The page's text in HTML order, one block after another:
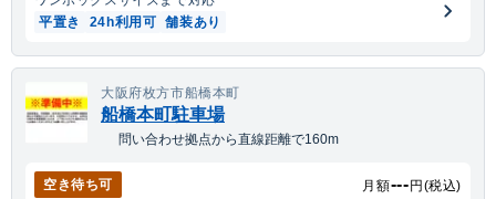
平置き
24h利用可 舗装あり
大阪府枚方市船橋本町
船橋本町駐車場
問い合わせ拠点から直線距離で160m
空き待ち可 月額---円(税込)